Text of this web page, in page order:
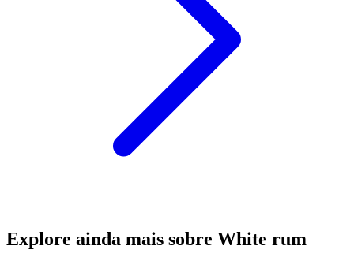
Explore ainda mais sobre White rum